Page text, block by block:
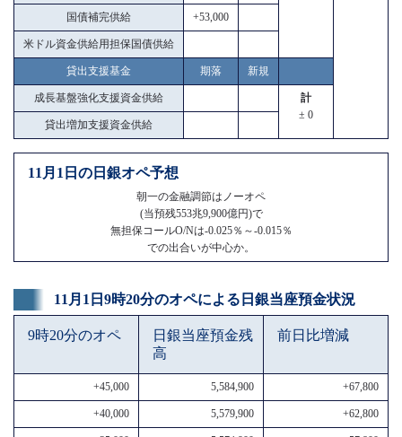
国債補完供給 +53,000
米ドル資金供給用担保国債供給
貸出支援基金 期落 新規
成長基盤強化支援資金供給
計
± 0
貸出増加支援資金供給
11月1日の日銀オペ予想
朝一の金融調節はノーオペ
(当預残553兆9,900億円)で
無担保コールO/Nは-0.025％～-0.015％
での出合いが中心か。
11月1日9時20分のオペによる日銀当座預金状況
9時20分のオペ
日銀当座預金残
高
前日比増減
+45,000 5,584,900 +67,800
+40,000 5,579,900 +62,800